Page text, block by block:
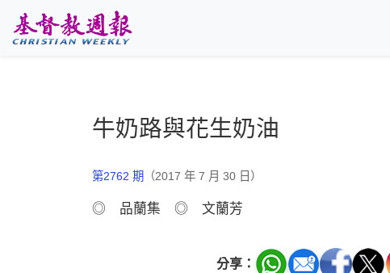
牛奶路與花生奶油
第2762 期 （2017 年 7 月 30 日）
◎ 品蘭集 ◎ 文蘭芳
分享：